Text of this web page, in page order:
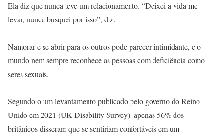
Ela diz que nunca teve um relacionamento. “Deixei a vida me
levar, nunca busquei por isso”, diz.
Namorar e se abrir para os outros pode parecer intimidante, e o
mundo nem sempre reconhece as pessoas com deficiência como
seres sexuais.
Segundo o um levantamento publicado pelo governo do Reino
Unido em 2021 (UK Disability Survey), apenas 56% dos
britânicos disseram que se sentiriam confortáveis em um